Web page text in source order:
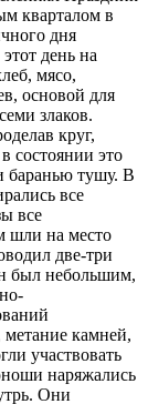
кварталом в
дня
день на
мясо,
основой для
злаков.
круг,
состоянии это
баранью тушу. В
все
все
шли на место
две-три
был небольшим,
метание камней,
участвовать
наряжались
Они